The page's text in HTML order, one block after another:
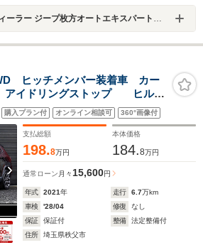
ラー ジープ枚方オートエキスパートセンター
ヒッチメンバー装着車 カー
イドリングストップ ヒルデ
障害物センサー パーキングア
シスト ブラインドスポットモ
購入プラン付 オンライン相談可 360°画像付
支払総額
198.8万円
本体価格
184.8万円
通常ローン 月々 15,600円
年式 2021年 走行 6.7万km
車検
'28/04 修復
なし
保証
保証付 整備
法定整備付
住所
埼玉県秩父市